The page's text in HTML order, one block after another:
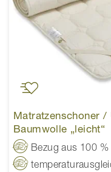
Matratzenschoner /
Baumwolle „leicht“
Bezug aus 100 %